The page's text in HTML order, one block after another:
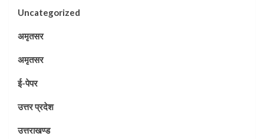
Uncategorized
अमृतसर
अमृतसर
ई-पेपर
उत्तर प्रदेश
उत्तराखण्ड